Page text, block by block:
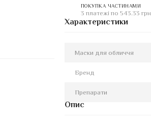
ПОКУПКА ЧАСТИНАМИ
3 платежі по 543.33 грн
Характеристики
Маски для обличчя
Бренд
Препарати
Опис